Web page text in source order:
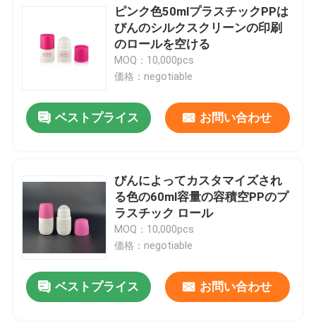
ピンク色50mlプラスチックPPは
びんのシルクスクリーンの印刷
のロールを空ける
MOQ：10,000pcs
価格：negotiable
ベストプライス お問い合わせ
びんによってカスタマイズされ
る色の60ml容量の容積空PPのプ
ラスチック ロール
MOQ：10,000pcs
価格：negotiable
ベストプライス お問い合わせ